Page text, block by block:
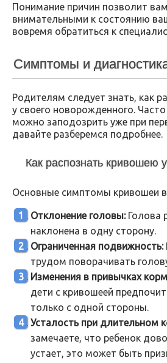
Понимание причин позволит
внимательными к состоянию
вовремя обратиться к
Симптомы и
Родителям следует знать, как
у своего новорожденного.
можно заподозрить уже при
давайте разберемся подробнее.
Как распознать кривошею
Основные симптомы кривошеи
Отклонение головы:Голова
наклонена в одну сторону.
Ограниченная подвижность:
трудом поворачивать
Изменения в привычках
дети с кривошеей
только с одной стороны.
Усталость при длительном
замечаете, что ребенок
устает, это может быть